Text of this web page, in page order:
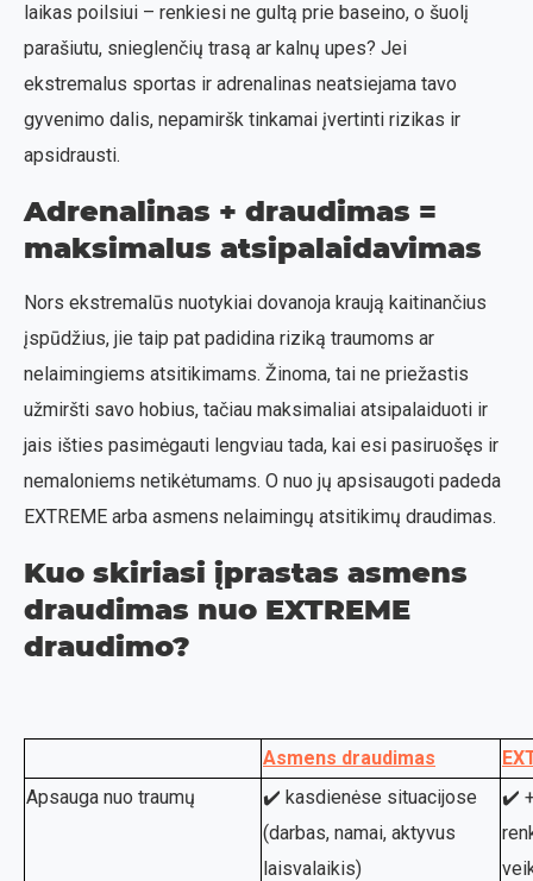
laikas poilsiui – renkiesi ne gultą prie baseino, o šuolį
parašiutu, snieglenčių trasą ar kalnų upes? Jei
ekstremalus sportas ir adrenalinas neatsiejama tavo
gyvenimo dalis, nepamiršk tinkamai įvertinti rizikas ir
apsidrausti.
Adrenalinas + draudimas =
maksimalus atsipalaidavimas
Nors ekstremalūs nuotykiai dovanoja kraują kaitinančius
įspūdžius, jie taip pat padidina riziką traumoms ar
nelaimingiems atsitikimams. Žinoma, tai ne priežastis
užmiršti savo hobius, tačiau maksimaliai atsipalaiduoti ir
jais išties pasimėgauti lengviau tada, kai esi pasiruošęs ir
nemaloniems netikėtumams. O nuo jų apsisaugoti padeda
EXTREME arba asmens nelaimingų atsitikimų draudimas.
Kuo skiriasi įprastas asmens
draudimas nuo EXTREME
draudimo?
Asmens draudimas
Apsauga nuo traumų
✔️ kasdienėse situacijose
(darbas, namai, aktyvus
laisvalaikis)
✔️